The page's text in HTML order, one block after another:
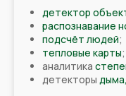
детектор
распознавание
подсчёт людей;
тепловые карты;
аналитика
детекторы